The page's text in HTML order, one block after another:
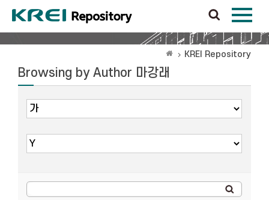
KREI Repository
Browsing by Author 마강래